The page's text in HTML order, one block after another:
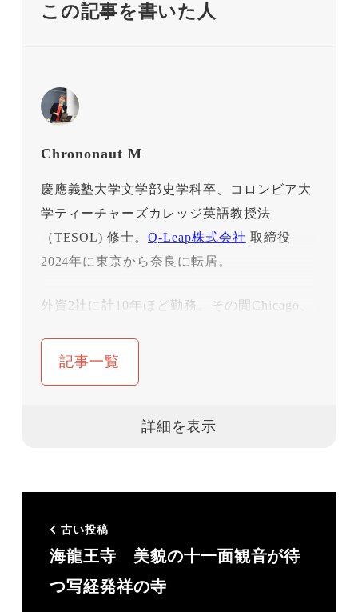
この記事を書いた人
Chrononaut M
慶應義塾大学文学部史学科卒、コロンビア大
学ティーチャーズカレッジ英語教授法
（TESOL) 修士。Q-Leap株式会社 取締役
2024年に東京から奈良に転居。
外資2社に計10年ほど勤務。その間Chicago、
一旦仕事を離れ、10年間の専業主婦時代を過
ビア大学ティーチャーズカレッジでTESOLを
2014年にビジネス英語研修会社 Q-Leap を愛
在も手がけている。Q-Leapは今年設立10年を
迎えた。「明日の日本代表に真の英語力
記事一覧
古い投稿
海龍王寺 美貌の十一面観音が待
つ写経発祥の寺